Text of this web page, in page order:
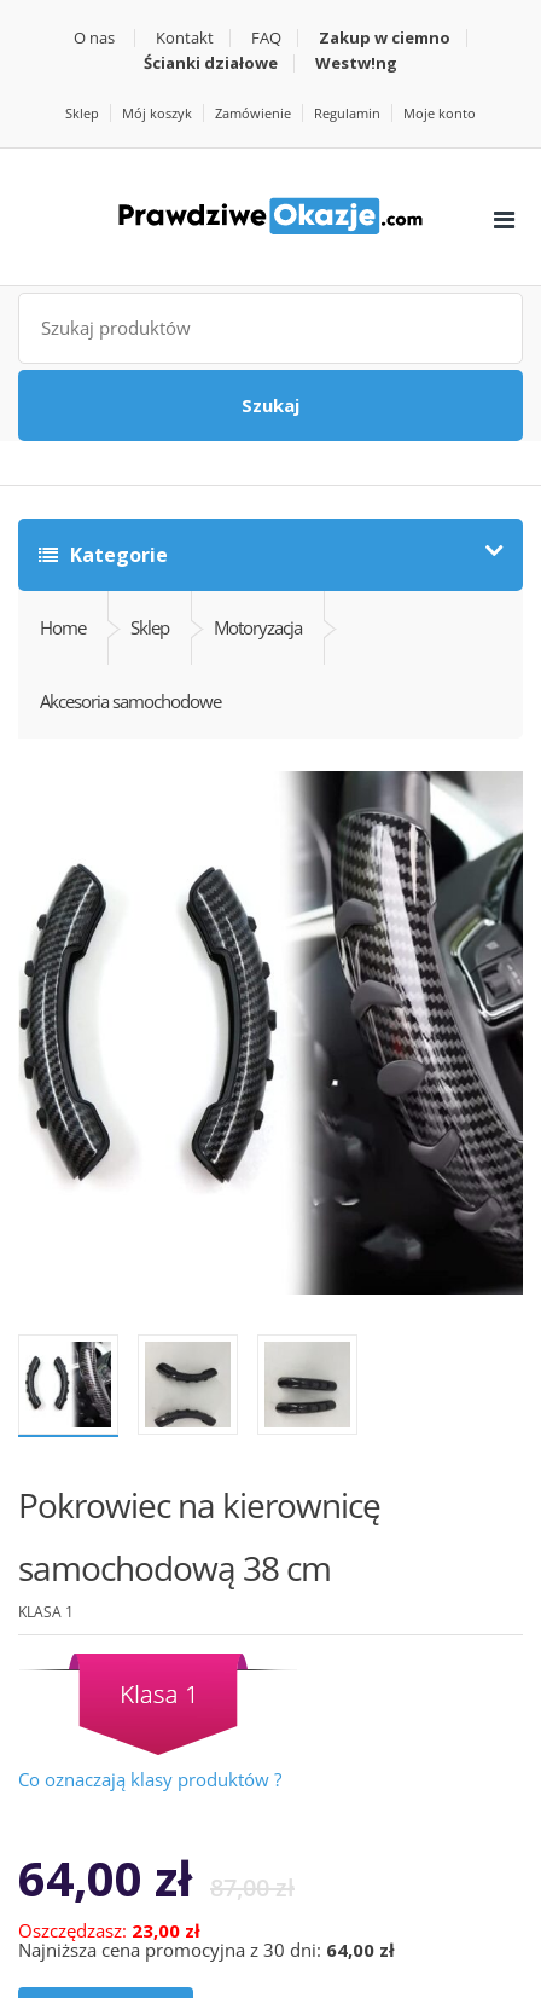
O nas Kontakt FAQ
Zakup w ciemno
Ścianki działowe
Westw!ng
Sklep Mój koszyk Zamówienie Regulamin Moje konto
Szukaj
Szukaj
Kategorie
Home Sklep Motoryzacja
Akcesoria samochodowe
Pokrowiec na kierownicę
samochodową 38 cm
KLASA 1
Co oznaczają klasy produktów ?
87,00zł
64,00 zł
Oszczędzasz: 23,00 zł
Najniższa cena promocyjna z 30 dni: 64,00 zł